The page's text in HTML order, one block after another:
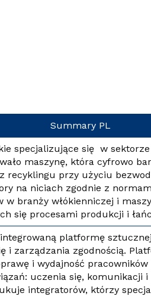
Summary PL
specjalizujące się w
maszynę, która cyfrowo
recyklingu przy użyciu
na niciach zgodnie z
branży włókienniczej i
się procesami produkcji i
platformę
i zarządzania zgodnością.
i wydajność
uczenia się, komunikacji i
integratorów, którzy